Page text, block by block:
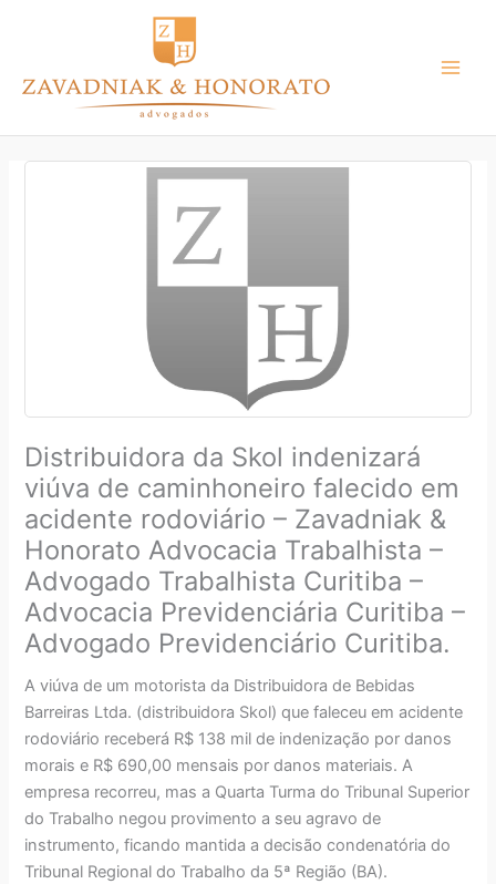
conteúdo
Distribuidora da Skol indenizará
viúva de caminhoneiro falecido em
acidente rodoviário – Zavadniak &
Honorato Advocacia Trabalhista –
Advogado Trabalhista Curitiba –
Advocacia Previdenciária Curitiba –
Advogado Previdenciário Curitiba.
A viúva de um motorista da Distribuidora de Bebidas
Barreiras Ltda. (distribuidora Skol) que faleceu em acidente
rodoviário receberá R$ 138 mil de indenização por danos
morais e R$ 690,00 mensais por danos materiais. A
empresa recorreu, mas a Quarta Turma do Tribunal Superior
do Trabalho negou provimento a seu agravo de
instrumento, ficando mantida a decisão condenatória do
Tribunal Regional do Trabalho da 5ª Região (BA).